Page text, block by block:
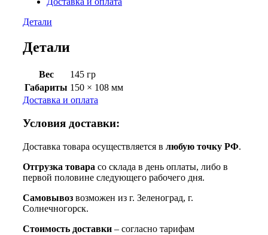
Детали
Детали
Вес
145 гр
Габариты 150 × 108 мм
Доставка и оплата
Условия доставки:
Доставка товара осуществляется в любую точку РФ.
Отгрузка товара со склада в день оплаты, либо в
первой половине следующего рабочего дня.
Самовывоз возможен из г. Зеленоград, г.
Солнечногорск.
Стоимость доставки – согласно тарифам